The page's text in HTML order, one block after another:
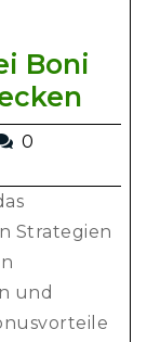
Boni
bei
0
Strategien
und